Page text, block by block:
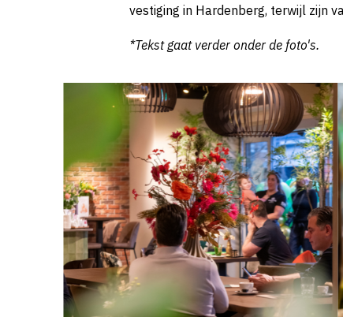
vestiging in Hardenberg, terwijl zijn
*Tekst gaat verder onder de foto's.